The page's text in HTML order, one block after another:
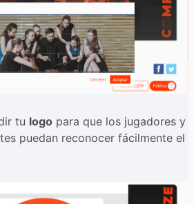
tu logopara que los jugadores y
puedan reconocer fácilmente el